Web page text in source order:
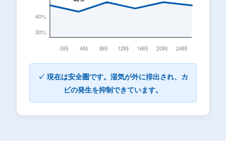
40%
30%
0時 4時 8時 12時 16時 20時 24時
✓ 現在は安全圏です。湿気が外に排出され、カ
ビの発生を抑制できています。